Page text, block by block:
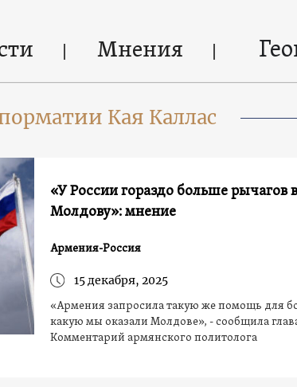
Мнения
Кая Каллас
«У России гораздо больше
Молдову»: мнение
Армения-Россия
15 декабря, 2025
«Армения запросила такую же помощь для
какую мы оказали Молдове», - сообщила
Комментарий армянского политолога